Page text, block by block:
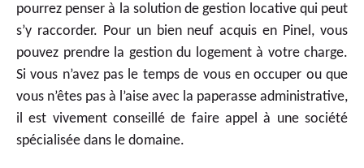
pourrez penser à la solution de gestion locative qui peut
s’y raccorder. Pour un bien neuf acquis en Pinel, vous
pouvez prendre la gestion du logement à votre charge.
Si vous n’avez pas le temps de vous en occuper ou que
vous n’êtes pas à l’aise avec la paperasse administrative,
il est vivement conseillé de faire appel à une société
spécialisée dans le domaine.